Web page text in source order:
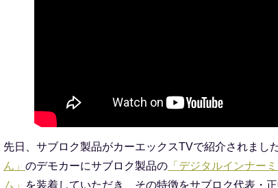
先日、サブロク製品がカーエックスTVで紹介されまし
ん」 のデモカーにサブロク製品の 「デジタルインナーミ
ム」
を装着していただき、その特徴をサブロク代表・